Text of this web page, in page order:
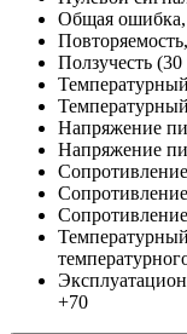
Общая
Ползучесть
Напряжение
Напряжение
+70